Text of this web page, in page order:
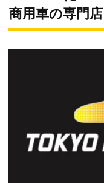
商用車の専門